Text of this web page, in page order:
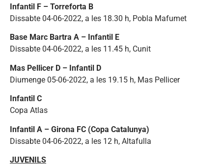
Infantil F – Torreforta B
Dissabte 04-06-2022, a les 18.30 h, Pobla Mafumet
Base Marc Bartra A – Infantil E
Dissabte 04-06-2022, a les 11.45 h, Cunit
Mas Pellicer D – Infantil D
Diumenge 05-06-2022, a les 19.15 h, Mas Pellicer
Infantil C
Copa Atlas
Infantil A – Girona FC (Copa Catalunya)
Dissabte 04-06-2022, a les 12 h, Altafulla
JUVENILS